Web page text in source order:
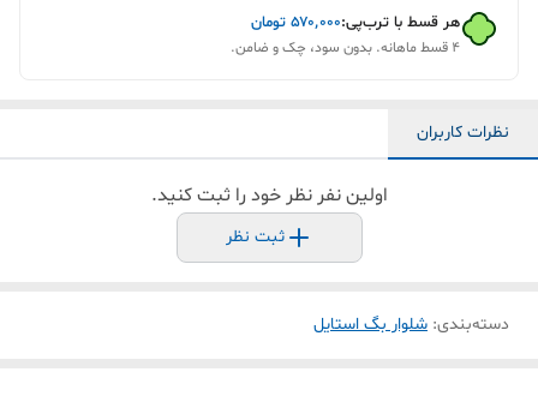
هر قسط با ترب‌پی:۵۷۰٬۰۰۰ تومان
۴ قسط ماهانه. بدون سود، چک و ضامن.
نظرات کاربران
اولین نفر نظر خود را ثبت کنید.
ثبت نظر
دسته‌بندی: شلوار بگ استایل